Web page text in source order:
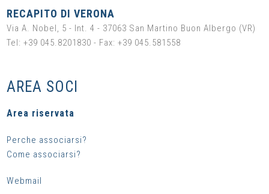
RECAPITO DI VERONA
Via A. Nobel, 5 - Int. 4 - 37063 San Martino Buon Albergo (VR)
Tel: +39 045.8201830 - Fax: +39 045.581558
AREA SOCI
Area riservata
Perche associarsi?
Come associarsi?
Webmail